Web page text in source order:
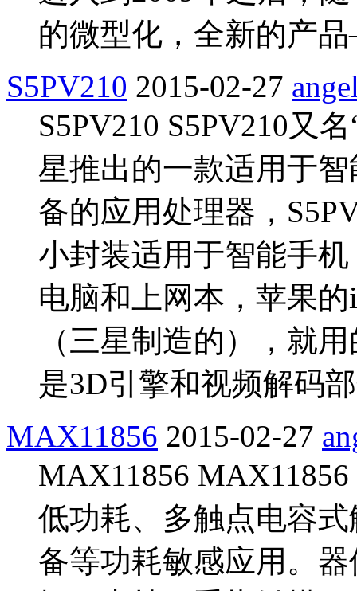
的微型化，全新的产
S5PV210 2015-02-27
S5PV210 S5PV210又
星推出的一款适用于
备的应用处理器，
小封装适用于智能手
电脑和上网本，苹果的
（三星制造的），就
是3D引擎和视频解码
MAX11856 2015-02-27
MAX11856
低功耗、多触点电容
备等功耗敏感应用。